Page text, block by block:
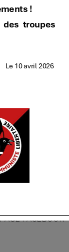
QU’UNE
GUERRE]
TT – 549 –
CANADAIR !
TT – 548 –
PAR LA
LEURS
TT – 547 –
ACCUSE LE
SITES
DES
TRIBUNE DES
CHAINE
FACEBOOK